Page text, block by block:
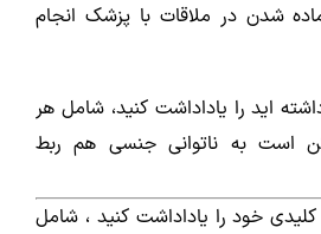
شدن در ملاقات با پزشک انجام
اید را یاداداشت کنید، شامل هر
است به ناتوانی جنسی هم ربط
خود را یاداداشت کنید ، شامل